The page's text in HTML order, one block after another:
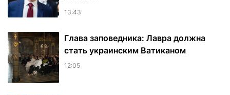
13:43
Глава заповедника: Лавра должна
стать украинским Ватиканом
12:05